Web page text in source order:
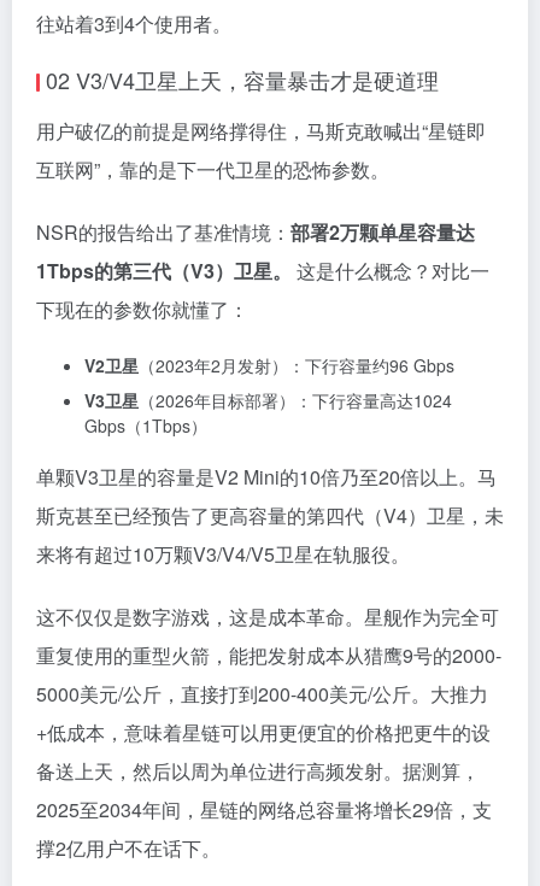
往站着3到4个使用者。
02 V3/V4卫星上天，容量暴击才是硬道理
用户破亿的前提是网络撑得住，马斯克敢喊出“星链即
互联网”，靠的是下一代卫星的恐怖参数。
NSR的报告给出了基准情境： 部署2万颗单星容量达
1Tbps的第三代（V3）卫星。
这是什么概念？对比一
下现在的参数你就懂了：
V2卫星 （2023年2月发射）：下行容量约96 Gbps
V3卫星 （2026年目标部署）：下行容量高达1024
Gbps（1Tbps）
单颗V3卫星的容量是V2 Mini的10倍乃至20倍以上。马
斯克甚至已经预告了更高容量的第四代（V4）卫星，未
来将有超过10万颗V3/V4/V5卫星在轨服役。
这不仅仅是数字游戏，这是成本革命。星舰作为完全可
重复使用的重型火箭，能把发射成本从猎鹰9号的2000-
5000美元/公斤，直接打到200-400美元/公斤。大推力
+低成本，意味着星链可以用更便宜的价格把更牛的设
备送上天，然后以周为单位进行高频发射。据测算，
2025至2034年间，星链的网络总容量将增长29倍，支
撑2亿用户不在话下。